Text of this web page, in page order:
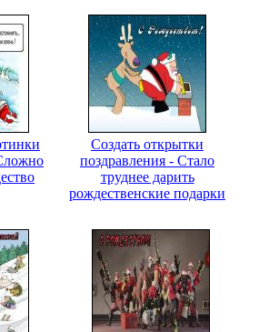
Создать открытки
поздравления - Стало
труднее дарить
рождественские подарки